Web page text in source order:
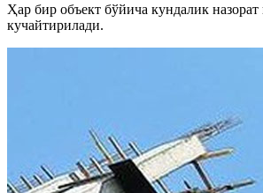
Ҳар бир объект бўйича кундалик
кучайтирилади.